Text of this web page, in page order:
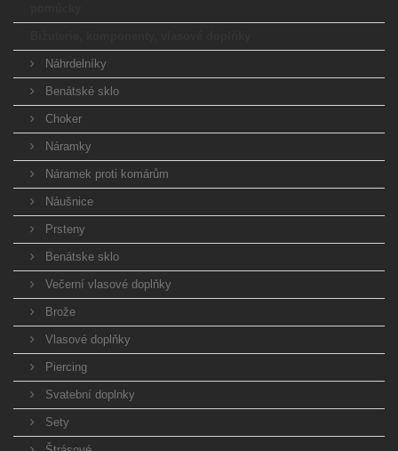
Náhrdelníky
Benátské sklo
Choker
Náramky
Náramek proti komárům
Náušnice
Prsteny
Benátske sklo
Večerní vlasové doplňky
Brože
Vlasové doplňky
Piercing
Svatební doplnky
Sety